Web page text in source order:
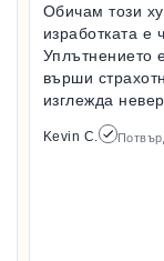
Обичам този
изработката е
Уплътнението
върши
изглежда
Kevin C.